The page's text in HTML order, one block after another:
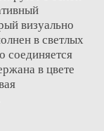
визуально
в светлых
соединяется
в цвете